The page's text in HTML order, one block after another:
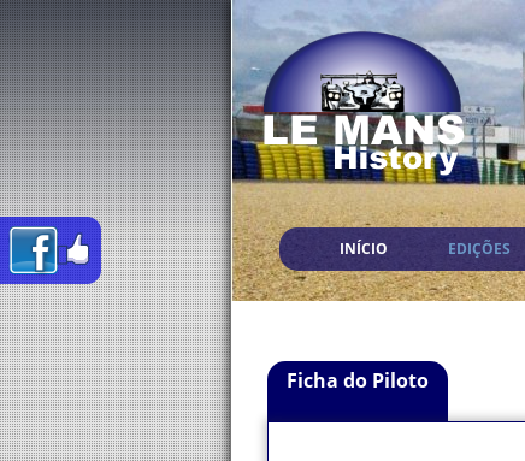
INÍCIO EDIÇÕES
Ficha do Piloto